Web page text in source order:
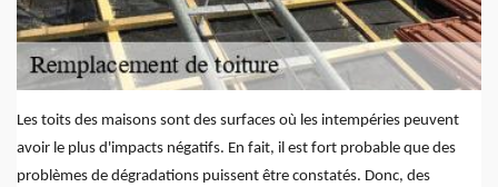
Les toits des maisons sont des surfaces où les intempéries peuvent
avoir le plus d'impacts négatifs. En fait, il est fort probable que des
problèmes de dégradations puissent être constatés. Donc, des